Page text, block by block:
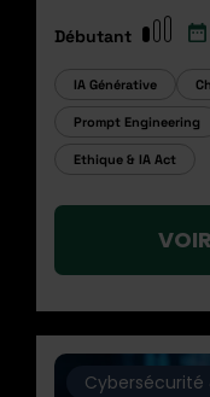
Débutant
IA Générative
Prompt Engineering
Ethique & IA Act